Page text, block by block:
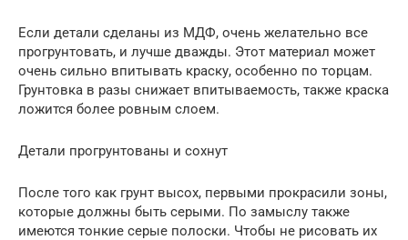
Если детали сделаны из МДФ, очень желательно все
прогрунтовать, и лучше дважды. Этот материал может
очень сильно впитывать краску, особенно по торцам.
Грунтовка в разы снижает впитываемость, также краска
ложится более ровным слоем.
Детали прогрунтованы и сохнут
После того как грунт высох, первыми прокрасили зоны,
которые должны быть серыми. По замыслу также
имеются тонкие серые полоски. Чтобы не рисовать их